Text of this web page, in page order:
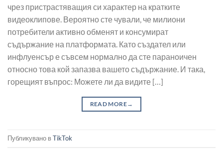
чрез пристрастяващия си характер на кратките
видеоклипове. Вероятно сте чували, че милиони
потребители активно обменят и консумират
съдържание на платформата. Като създател или
инфлуенсър е съвсем нормално да сте параноичен
относно това кой запазва вашето съдържание. И така,
горещият въпрос: Можете ли да видите […]
READ MORE→
Публикувано вTikTok